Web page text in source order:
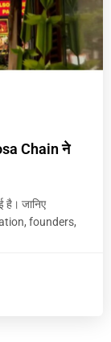
Chain ने
है। जानिए
founders,